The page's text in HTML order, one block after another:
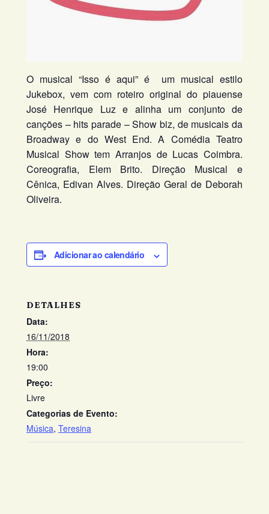
O musical “Isso é aqui” é um musical estilo
Jukebox, vem com roteiro original do piauense
José Henrique Luz e alinha um conjunto de
canções – hits parade – Show biz, de musicais da
Broadway e do West End. A Comédia Teatro
Musical Show tem Arranjos de Lucas Coimbra.
Coreografia, Elem Brito. Direção Musical e
Cênica, Edivan Alves. Direção Geral de Deborah
Oliveira.
Adicionar ao calendário
DETALHES
Data:
16/11/2018
Hora:
19:00
Preço:
Livre
Categorias de Evento:
Música, Teresina